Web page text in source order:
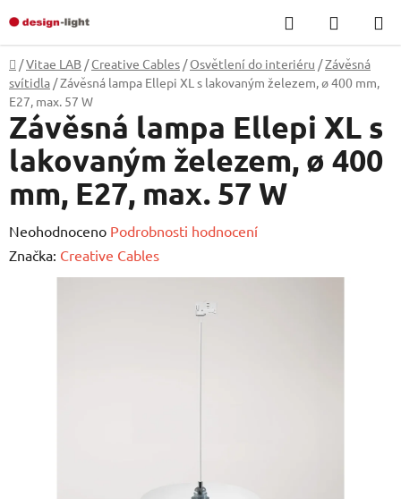
na
obsah
Hledat
KOŠÍK
Domů
/Vitae LAB / Creative Cables / Osvětlení do interiéru /Závěsná
svítidla /Závěsná lampa Ellepi XL s lakovaným železem, ø 400 mm,
E27, max. 57 W
Závěsná lampa Ellepi XL s
lakovaným železem, ø 400
mm, E27, max. 57 W
Průměrné
hodnocení
produktu
Neohodnoceno Podrobnosti hodnocení
Značka: Creative Cables